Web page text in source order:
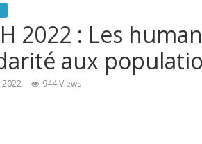
2022 : Les
aux
2022 944 Views